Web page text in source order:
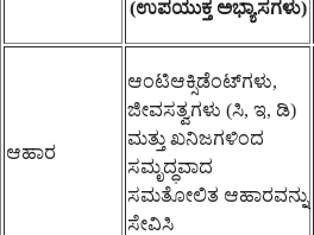
(ಉಪಯುಕ್ತ ಅಭ್ಯಾಸಗಳು)
ಆಹಾರ
ಆಂಟಿಆಕ್ಸಿಡೆಂಟ್‌ಗಳು,
ಜೀವಸತ್ವಗಳು (ಸಿ, ಇ, ಡಿ)
ಮತ್ತು ಖನಿಜಗಳಿಂದ
ಸಮೃದ್ಧವಾದ
ಸಮತೋಲಿತ ಆಹಾರವನ್ನು
ಸೇವಿಸಿ